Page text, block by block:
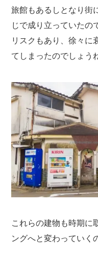
旅館もあるしとなり街
じで成り立っていたの
リスクもあり、徐々に
てしまったのでしょう
これらの建物も時期に
ングへと変わっていく